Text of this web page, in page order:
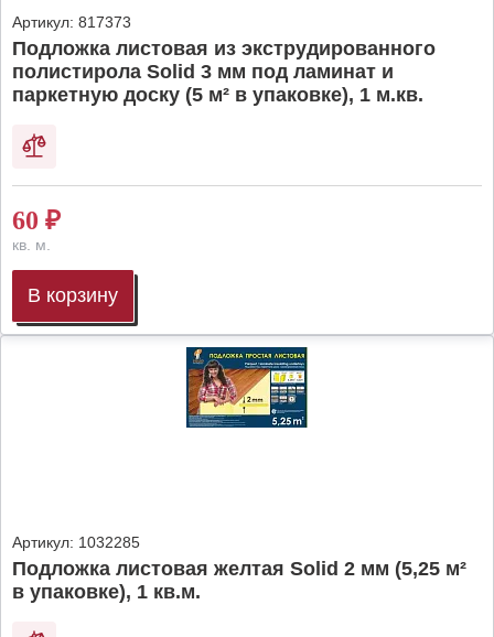
Артикул: 817373
Подложка листовая из экструдированного
полистирола Solid 3 мм под ламинат и
паркетную доску (5 м² в упаковке), 1 м.кв.
60 ₽
кв. м.
В корзину
Артикул: 1032285
Подложка листовая желтая Solid 2 мм (5,25 м²
в упаковке), 1 кв.м.